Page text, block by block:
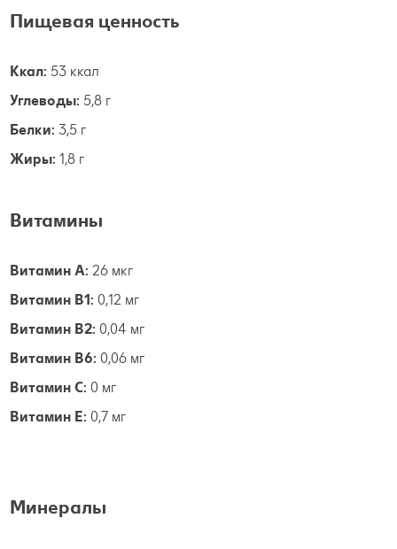
Пищевая ценность
Ккал: 53 ккал
Углеводы: 5,8 г
Белки: 3,5 г
Жиры: 1,8 г
Витамины
Витамин А: 26 мкг
Витамин B1: 0,12 мг
Витамин B2: 0,04 мг
Витамин B6: 0,06 мг
Витамин С: 0 мг
Витамин E: 0,7 мг
Минералы